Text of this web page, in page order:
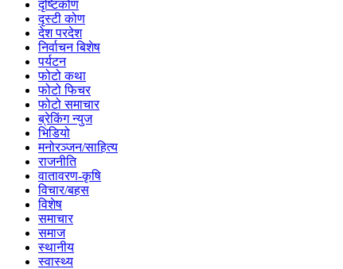
दृष्टिकोण
दृस्टी कोण
देश परदेश
निर्वाचन बिशेष
पर्यटन
फोटो कथा
फोटो फिचर
फोटो समाचार
ब्रेकिंग न्युज
भिडियो
मनोरञ्जन/साहित्य
राजनीति
वातावरण-कृषि
विचार/बहस
विशेष
समाचार
समाज
स्थानीय
स्वास्थ्य